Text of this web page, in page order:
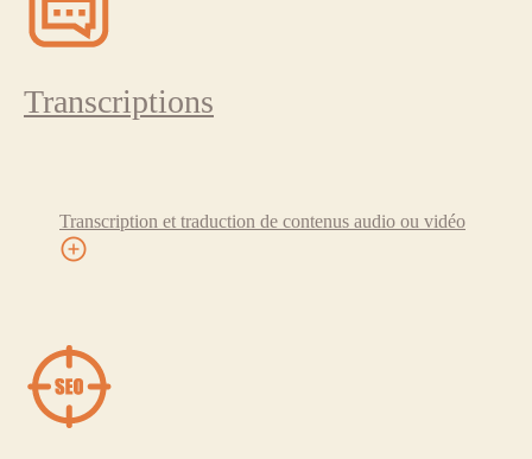
Transcriptions
Transcription et traduction de contenus audio ou vidéo